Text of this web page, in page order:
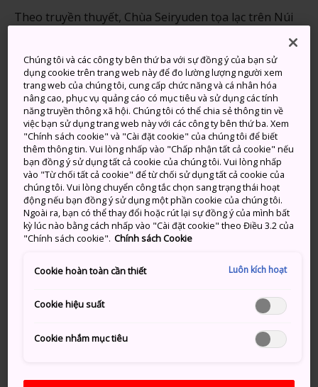
Theo truyền thuyết, Chùa Seiryuden tọa lạc trên Núi
Với việc hoàn thành đài quan sát rộng lớn vào năm
2015, địa điểm ít được biết đến này mang lại góc nhìn
toàn cảnh không đâu sánh bằng. Không có gì ngạc
nhiên khi Thiên hoàng Kammu đã đến đúng nơi này
vào giữa thế kỷ thứ tám để xem xét vị trí dự kiến đặt
kinh đô mới của mình. Thiên hoàng Kammu rất hài
lòng với những gì quan sát được, vì thế ông đã ra lệnh
xây dựng Kyoto vào năm 794.
Đừng bỏ lỡ
Ngắm nhìn toàn cảnh Kyoto
Những khu vườn thanh bình
Chúng tôi và các công ty bên thứ ba với sự đồng ý của bạn sử
dụng cookie trên trang web này để đo lường lượng người xem
trang web của chúng tôi, cung cấp chức năng và cá nhân hóa
nâng cao, phục vụ quảng cáo có mục tiêu và sử dụng các tính
năng truyền thông xã hội. Chúng tôi có thể chia sẻ thông tin về
việc bạn sử dụng trang web này với các công ty bên thứ ba. Xem
"Chính sách cookie" và "Cài đặt cookie" của chúng tôi để biết
thêm thông tin. Vui lòng nhấp vào "Chấp nhận tất cả cookie" nếu
bạn đồng ý sử dụng tất cả cookie của chúng tôi. Vui lòng nhấp
vào "Từ chối tất cả cookie" để từ chối sử dụng tất cả cookie của
chúng tôi. Vui lòng chuyển công tắc chọn sang trạng thái hoạt
động nếu bạn đồng ý sử dụng một phần cookie của chúng tôi.
Ngoài ra, bạn có thể thay đổi hoặc rút lại sự đồng ý của mình bất
kỳ lúc nào bằng cách nhấp vào "Cài đặt cookie" theo Điều 3.2 của
"Chính sách cookie". Chính sách Cookie
Cookie hoàn toàn cần thiết Luôn kích hoạt
Cookie hiệu suất
Cookie nhắm mục tiêu